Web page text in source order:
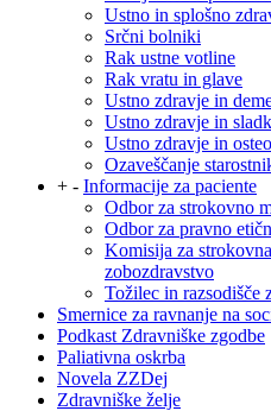
Ustno in splošno
Srčni bolniki
Rak ustne votline
Rak vratu in glave
Ustno zdravje in
Ustno zdravje in
Ustno zdravje in
Ozaveščanje
+ - Informacije za paciente
Odbor za strokovno
Odbor za pravno
Komisija za
zobozdravstvo
Tožilec in razsodišče
Smernice za ravnanje na
Podkast Zdravniške zgodbe
Paliativna oskrba
Novela ZZDej
Zdravniške želje